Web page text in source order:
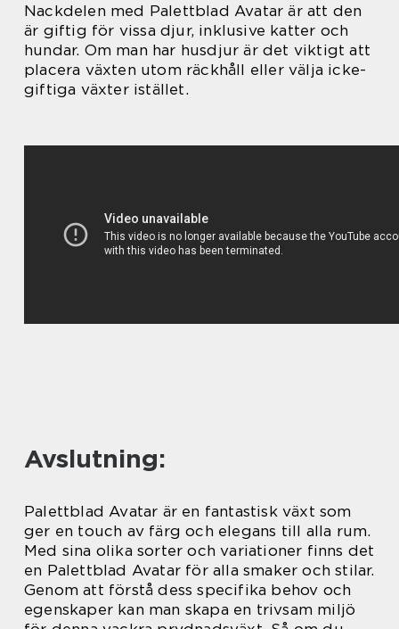
Nackdelen med Palettblad Avatar är att den
är giftig för vissa djur, inklusive katter och
hundar. Om man har husdjur är det viktigt att
placera växten utom räckhåll eller välja icke-
giftiga växter istället.
Avslutning:
Palettblad Avatar är en fantastisk växt som
ger en touch av färg och elegans till alla rum.
Med sina olika sorter och variationer finns det
en Palettblad Avatar för alla smaker och stilar.
Genom att förstå dess specifika behov och
egenskaper kan man skapa en trivsam miljö